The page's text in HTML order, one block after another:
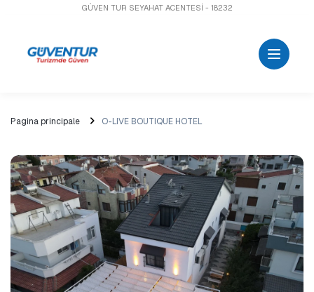
GÜVEN TUR SEYAHAT ACENTESİ - 18232
Pagina principale O-LIVE BOUTIQUE HOTEL